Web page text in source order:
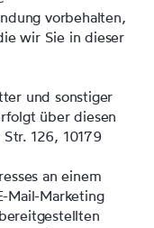
vorbehalten,
wir Sie in dieser
und sonstiger
über diesen
126, 10179
an einem
Mail-Marketing